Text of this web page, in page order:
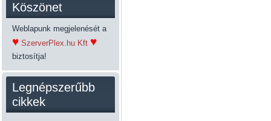
Köszönet
Weblapunk megjelenését a
♥ SzerverPlex.hu Kft ♥
biztosítja!
Legnépszerűbb
cikkek